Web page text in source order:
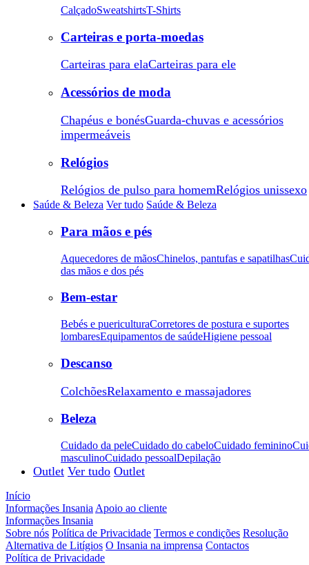
CalçadoSweatshirtsT-Shirts
Carteiras e porta-moedas
Carteiras para elaCarteiras para ele
Acessórios de moda
Chapéus e bonésGuarda-chuvas e acessórios
impermeáveis
Relógios
Relógios de pulso para homemRelógios unissexo
Saúde & Beleza Ver tudo Saúde & Beleza
Para mãos e pés
Aquecedores de mãosChinelos, pantufas e sapatilhas
das mãos e dos pés
Bem-estar
Bebés e puericulturaCorretores de postura e suportes
lombaresEquipamentos de saúdeHigiene pessoal
Descanso
ColchõesRelaxamento e massajadores
Beleza
Cuidado da peleCuidado do cabeloCuidado feminino
masculinoCuidado pessoalDepilação
Outlet Ver tudo Outlet
Início
Informações Insania Apoio ao cliente
Informações Insania
Sobre nós Política de Privacidade Termos e condições Resolução
Alternativa de Litígios O Insania na imprensa Contactos
Política de Privacidade